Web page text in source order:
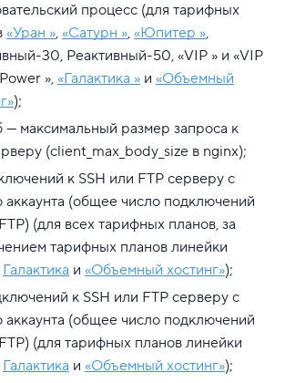
процесс (для тарифных
«Уран », «Сатурн », «Юпитер »,
30, Реактивный-50, «VIP » и «VIP
», «Галактика » и «Объемный
);
максимальный размер запроса к
(client_max_body_size в nginx);
к SSH или FTP серверу с
аккаунта (общее число подключений
(для всех тарифных планов, за
тарифных планов линейки
Галактика и «Объемный хостинг»);
к SSH или FTP серверу с
аккаунта (общее число подключений
(для тарифных планов линейки
Галактика и «Объемный хостинг»);